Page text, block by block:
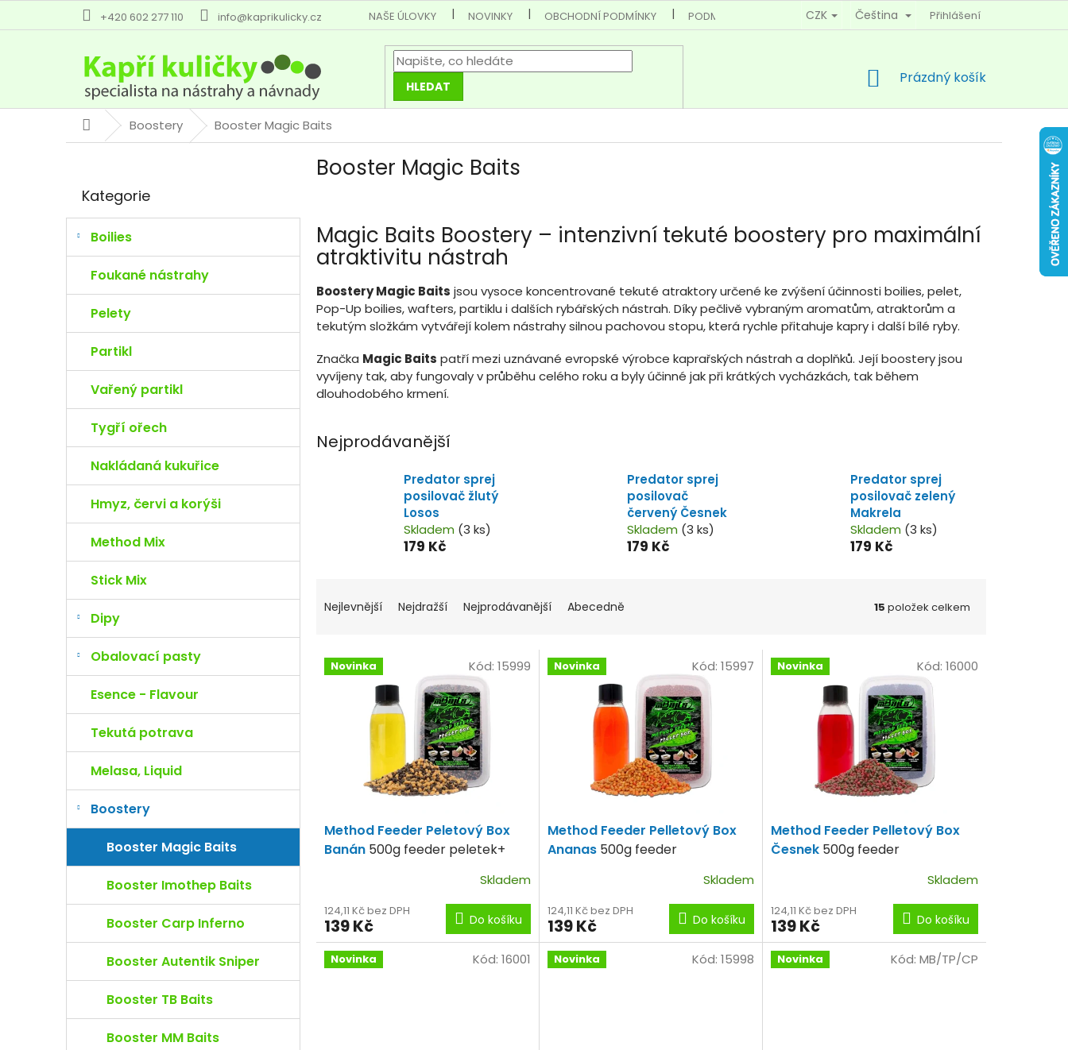
+420 602 277 110 info@kaprikulicky.cz NAŠE ÚLOVKY NOVINKY OBCHODNÍ PODMÍNKY PODMÍNKY OCHRANY OSOBNÍCH ÚDAJŮ KONTAKTY
CZK Čeština Přihlášení
HLEDAT
NÁKUPNÍ
Prázdný košík
DomůBoostery Booster Magic Baits
r
n
í
l
kategorie
Kategorie
Boilies
Foukané nástrahy
Pelety
Partikl
Vařený partikl
Tygří ořech
Nakládaná kukuřice
Hmyz, červi a korýši
Method Mix
Stick Mix
Dipy
Obalovací pasty
Esence - Flavour
Tekutá potrava
Melasa, Liquid
Boostery
Booster Magic Baits
Booster Imothep Baits
Booster Carp Inferno
Booster Autentik Sniper
Booster TB Baits
Booster MM Baits
Booster Magic Baits
Magic Baits Boostery – intenzivní tekuté boostery pro maximální
atraktivitu nástrah
Boostery Magic Baits jsou vysoce koncentrované tekuté atraktory určené ke zvýšení účinnosti boilies, pelet,
Pop-Up boilies, wafters, partiklu i dalších rybářských nástrah. Díky pečlivě vybraným aromatům, atraktorům a
tekutým složkám vytvářejí kolem nástrahy silnou pachovou stopu, která rychle přitahuje kapry i další bílé ryby.
Značka Magic Baits patří mezi uznávané evropské výrobce kaprařských nástrah a doplňků. Její boostery jsou
vyvíjeny tak, aby fungovaly v průběhu celého roku a byly účinné jak při krátkých vycházkách, tak během
dlouhodobého krmení.
Nejprodávanější
Predator sprej
posilovač žlutý
Losos
Skladem (3 ks)
179 Kč
Predator sprej
posilovač
červený Česnek
Skladem (3 ks)
179 Kč
Predator sprej
posilovač zelený
Makrela
Skladem (3 ks)
179 Kč
a
n
Nejlevnější Nejdražší Nejprodávanější Abecedně 15 položek celkem
V Novinka
Method Feeder Peletový Box
Banán 500g feeder peletek+
Skladem
124,11 Kč bez DPH
139 Kč Do košíku
Kód: 15999 Novinka
Method Feeder Pelletový Box
Ananas 500g feeder
Skladem
124,11 Kč bez DPH
139 Kč Do košíku
Kód: 15997 Novinka
Method Feeder Pelletový Box
Česnek 500g feeder
Skladem
124,11 Kč bez DPH
139 Kč Do košíku
Kód: 16000
Novinka Kód: 16001 Novinka Kód: 15998 Novinka Kód: MB/TP/CP